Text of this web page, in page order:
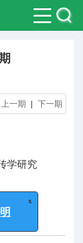
上一期 | 下一期
学研究
x
明